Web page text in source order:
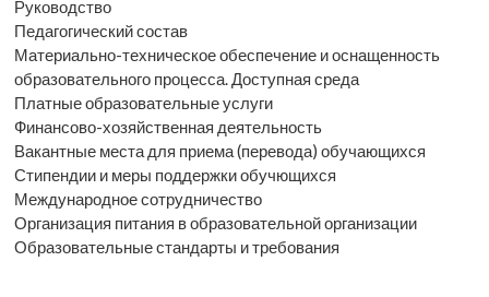
Руководство
Педагогический состав
Материально-техническое обеспечение и оснащенность
образовательного процесса. Доступная среда
Платные образовательные услуги
Финансово-хозяйственная деятельность
Вакантные места для приема (перевода) обучающихся
Стипендии и меры поддержки обучющихся
Международное сотрудничество
Организация питания в образовательной организации
Образовательные стандарты и требования